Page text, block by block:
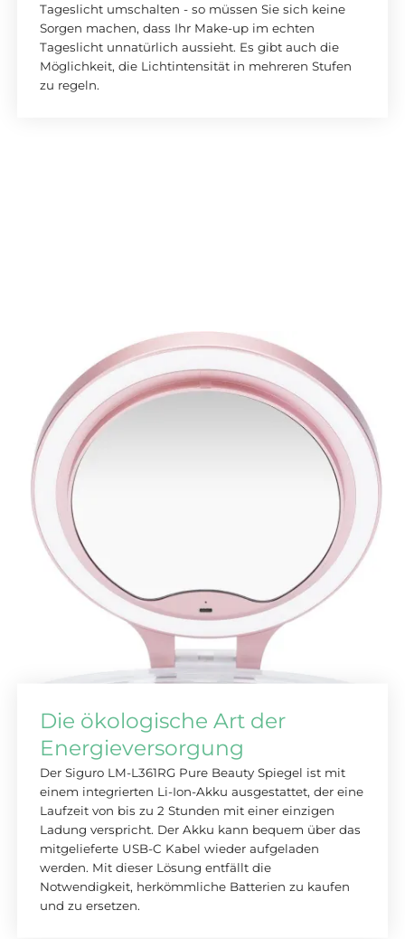
Tageslicht umschalten - so müssen Sie sich keine
Sorgen machen, dass Ihr Make-up im echten
Tageslicht unnatürlich aussieht. Es gibt auch die
Möglichkeit, die Lichtintensität in mehreren Stufen
zu regeln.
Die ökologische Art der
Energieversorgung
Der Siguro LM-L361RG Pure Beauty Spiegel ist mit
einem integrierten Li-Ion-Akku ausgestattet, der eine
Laufzeit von bis zu 2 Stunden mit einer einzigen
Ladung verspricht. Der Akku kann bequem über das
mitgelieferte USB-C Kabel wieder aufgeladen
werden. Mit dieser Lösung entfällt die
Notwendigkeit, herkömmliche Batterien zu kaufen
und zu ersetzen.